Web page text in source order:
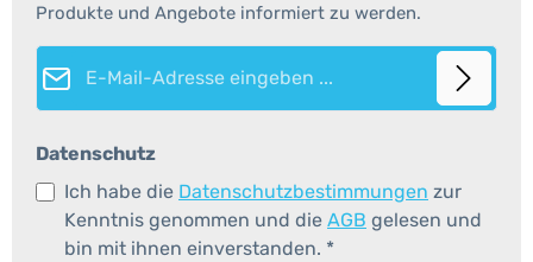
Produkte und Angebote informiert zu werden.
E-Mail-Adresse*
Datenschutz
Ich habe die Datenschutzbestimmungen zur
Kenntnis genommen und die AGB gelesen und
bin mit ihnen einverstanden. *